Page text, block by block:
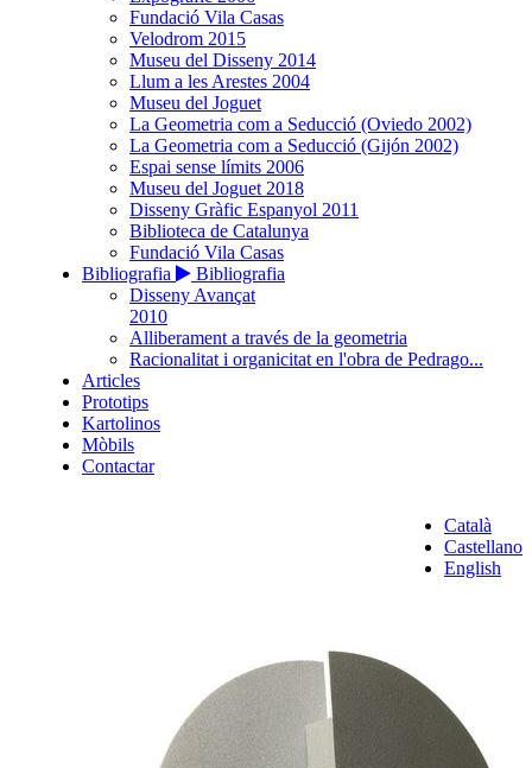
Fundació Vila Casas
Velodrom 2015
Museu del Disseny 2014
Llum a les Arestes 2004
Museu del Joguet
La Geometria com a Seducció (Oviedo 2002)
La Geometria com a Seducció (Gijón 2002)
Espai sense límits 2006
Museu del Joguet 2018
Disseny Gràfic Espanyol 2011
Biblioteca de Catalunya
Fundació Vila Casas
Bibliografia
Bibliografia
Disseny Avançat
2010
Alliberament a través de la geometria
Racionalitat i organicitat en l'obra de Pedrago...
Articles
Prototips
Kartolinos
Mòbils
Contactar
Català
Castellano
English